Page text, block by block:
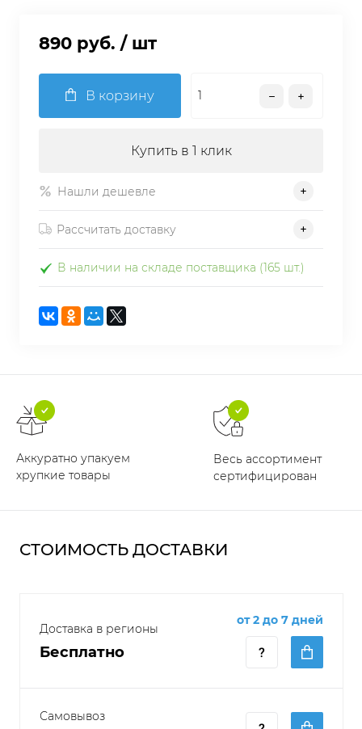
890 руб. / шт
В корзину
Купить в 1 клик
Нашли дешевле
Рассчитать доставку
В наличии на складе поставщика (165 шт.)
Аккуратно упакуем
хрупкие товары
Весь ассортимент
сертифицирован
СТОИМОСТЬ ДОСТАВКИ
Доставка в регионы
Бесплатно
от 2 до 7 дней
Самовывоз